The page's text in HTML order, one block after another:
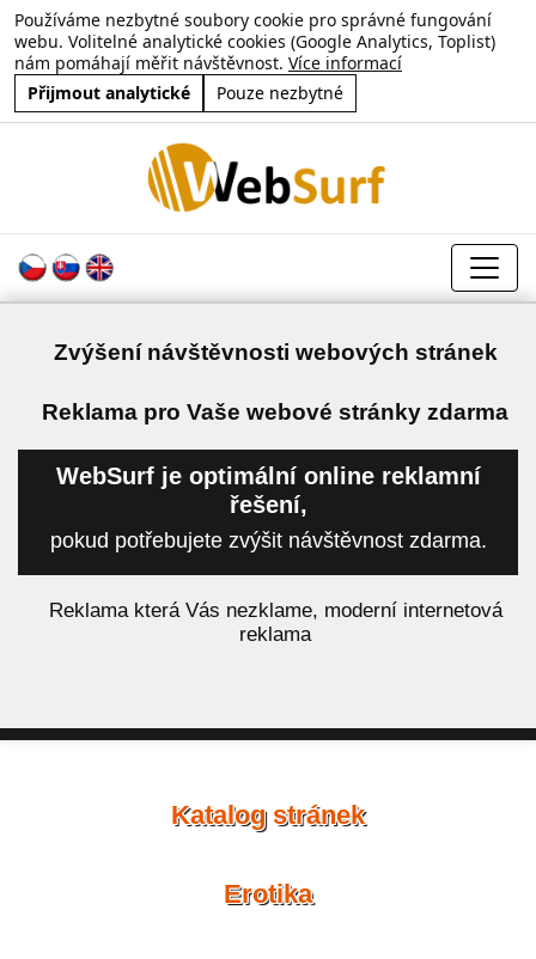
Používáme nezbytné soubory cookie pro správné fungování
webu. Volitelné analytické cookies (Google Analytics, Toplist)
nám pomáhají měřit návštěvnost. Více informací
Přijmout analytické
Pouze nezbytné
Zvýšení návštěvnosti webových stránek
Reklama pro Vaše webové stránky zdarma
WebSurf je optimální online reklamní
řešení,
pokud potřebujete zvýšit návštěvnost zdarma.
Reklama která Vás nezklame, moderní internetová
reklama
Katalog stránek
Erotika